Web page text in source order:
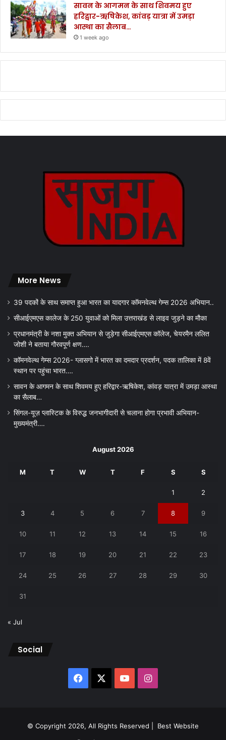
सावन के आगमन के साथ शिवमय हुए
हरिद्वार-ऋषिकेश, कांवड़ यात्रा में उमड़ा
आस्था का सैलाब…
1 week ago
More News
39 पदकों के साथ समाप्त हुआ भारत का यादगार कॉमनवेल्थ गेम्स 2026 अभियान..
सीआईएमएस कालेज के 250 युवाओं को मिला उत्तराखंड से लाइव जुड़ने का मौका
प्रधानमंत्री के नशा मुक्त अभियान से जुड़ेगा सीआईएमएस कॉलेज, चेयरमैन ललित
जोशी ने बताया गौरवपूर्ण क्षण….
कॉमनवेल्थ गेम्स 2026- ग्लासगो में भारत का दमदार प्रदर्शन, पदक तालिका में 8वें
स्थान पर पहुंचा भारत….
सावन के आगमन के साथ शिवमय हुए हरिद्वार-ऋषिकेश, कांवड़ यात्रा में उमड़ा आस्था
का सैलाब…
सिंगल-यूज़ प्लास्टिक के विरुद्ध जनभागीदारी से चलाना होगा प्रभावी अभियान-
मुख्यमंत्री….
August 2026
M T W T F S S
1 2
3 4 5 6 7 8 9
10 11 12 13 14 15 16
17 18 19 20 21 22 23
24 25 26 27 28 29 30
31
« Jul
Social
Facebook YouTubeInstagram
© Copyright 2026, All Rights Reserved | Best Website